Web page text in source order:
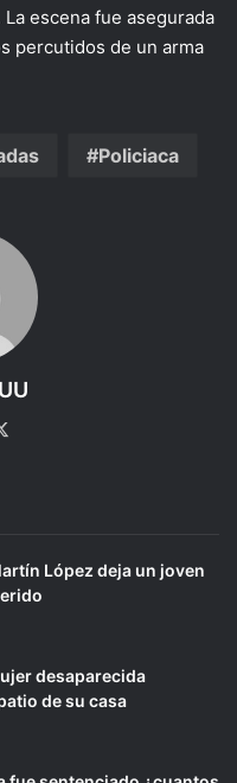
escena fue asegurada
percutidos de un arma
Policiaca
López deja un joven
desaparecida
de su casa